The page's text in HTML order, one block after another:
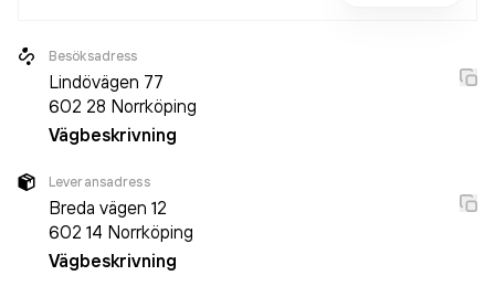
Besöksadress
Lindövägen 77
602 28 Norrköping
Vägbeskrivning
Leveransadress
Breda vägen 12
602 14 Norrköping
Vägbeskrivning